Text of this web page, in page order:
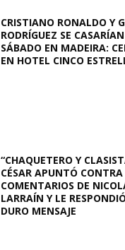
CRISTIANO RONALDO Y
RODRÍGUEZ SE
SÁBADO EN MADEIRA:
EN HOTEL CINCO
“CHAQUETERO Y
CÉSAR APUNTÓ CONTRA
COMENTARIOS DE
LARRAÍN Y LE
DURO MENSAJE